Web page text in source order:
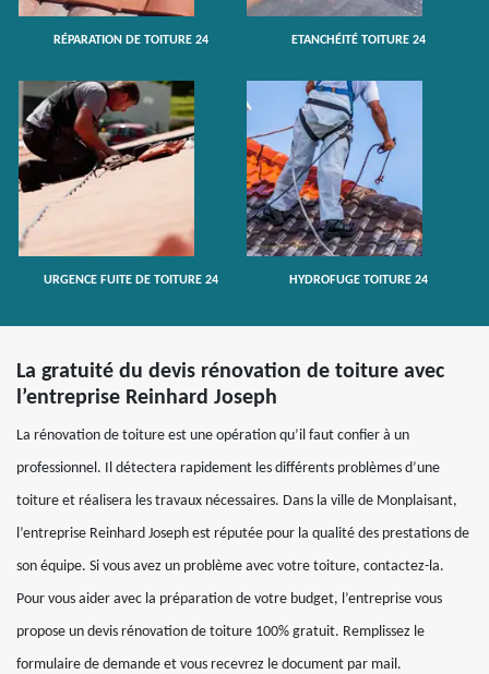
RÉPARATION DE TOITURE 24 ETANCHÉITÉ TOITURE 24
URGENCE FUITE DE TOITURE 24 HYDROFUGE TOITURE 24
La gratuité du devis rénovation de toiture avec
l’entreprise Reinhard Joseph
La rénovation de toiture est une opération qu’il faut confier à un
professionnel. Il détectera rapidement les différents problèmes d’une
toiture et réalisera les travaux nécessaires. Dans la ville de Monplaisant,
l’entreprise Reinhard Joseph est réputée pour la qualité des prestations de
son équipe. Si vous avez un problème avec votre toiture, contactez-la.
Pour vous aider avec la préparation de votre budget, l’entreprise vous
propose un devis rénovation de toiture 100% gratuit. Remplissez le
formulaire de demande et vous recevrez le document par mail.